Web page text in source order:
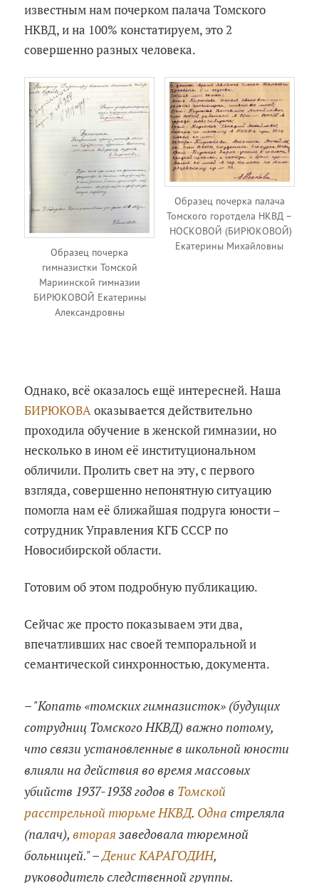
известным нам почерком палача Томского
НКВД, и на 100% констатируем, это 2
совершенно разных человека.
Образец почерка
гимназистки Томской
Мариинской гимназии
БИРЮКОВОЙ Екатерины
Александровны
Образец почерка палача
Томского горотдела НКВД –
НОСКОВОЙ (БИРЮКОВОЙ)
Екатерины Михайловны
Однако, всё оказалось ещё интересней. Наша
БИРЮКОВАоказывается действительно
проходила обучение в женской гимназии, но
несколько в ином её институциональном
обличили. Пролить свет на эту, с первого
взгляда, совершенно непонятную ситуацию
помогла нам её ближайшая подруга юности –
сотрудник Управления КГБ СССР по
Новосибирской области.
Готовим об этом подробную публикацию.
Сейчас же просто показываем эти два,
впечатливших нас своей темпоральной и
семантической синхронностью, документа.
– "Копать «томских гимназисток» (будущих
сотрудниц Томского НКВД) важно потому,
что связи установленные в школьной юности
влияли на действия во время массовых
убийств 1937-1938 годов в Томской
расстрельной тюрьме НКВД. Одна стреляла
(палач),вторая заведовала тюремной
больницей." – Денис КАРАГОДИН,
руководитель следственной группы.